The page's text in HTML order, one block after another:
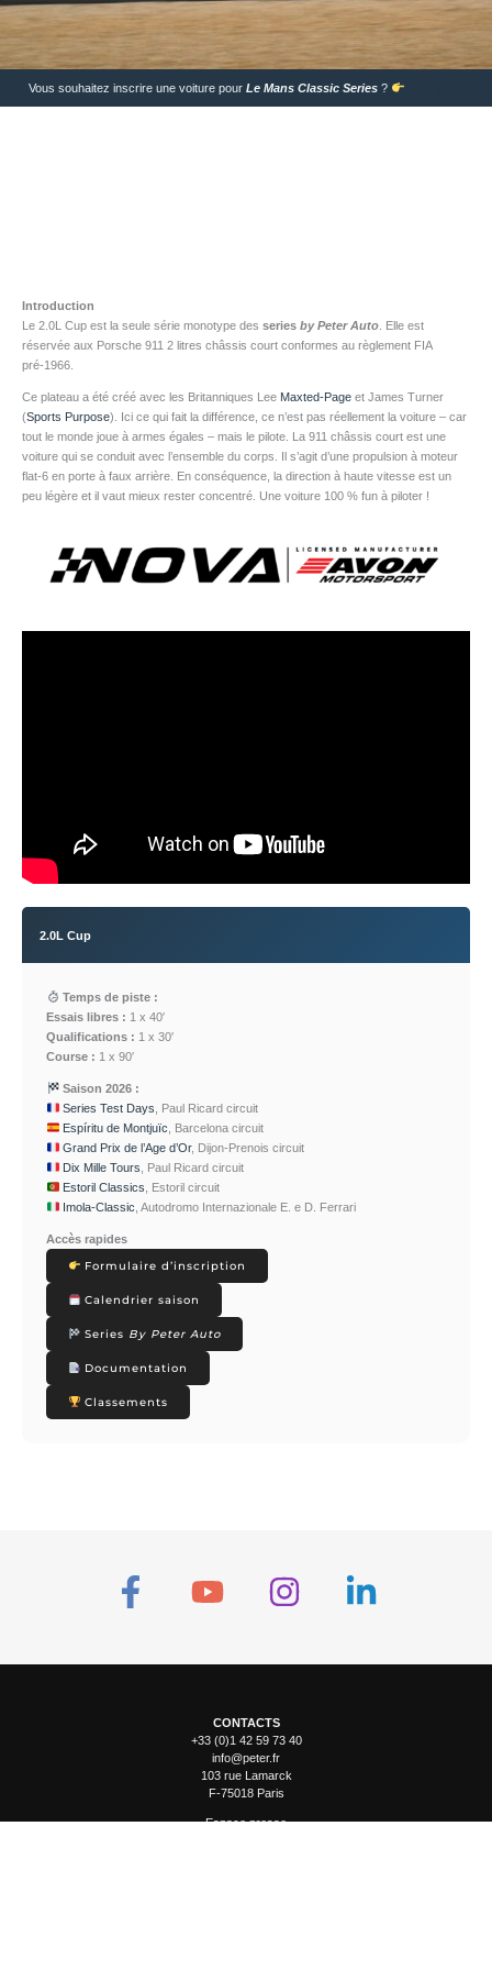
Vous souhaitez inscrire une voiture pourLe Mans Classic Series ?
Introduction
Le 2.0L Cup est la seule série monotype des series by Peter Auto . Elle est
réservée aux Porsche 911 2 litres châssis court conformes au règlement FIA
pré-1966.
Ce plateau a été créé avec les Britanniques Lee Maxted-Page et James Turner
(Sports Purpose). Ici ce qui fait la différence, ce n’est pas réellement la voiture – car
tout le monde joue à armes égales – mais le pilote. La 911 châssis court est une
voiture qui se conduit avec l’ensemble du corps. Il s’agit d’une propulsion à moteur
flat-6 en porte à faux arrière. En conséquence, la direction à haute vitesse est un
peu légère et il vaut mieux rester concentré. Une voiture 100 % fun à piloter !
2.0L Cup
Temps de piste :
Essais libres : 1 x 40′
Qualifications : 1 x 30′
Course : 1 x 90′
Saison 2026 :
Series Test Days
, Paul Ricard circuit
Espíritu de Montjuïc
, Barcelona circuit
Grand Prix de l’Age d’Or, Dijon-Prenois circuit
Dix Mille Tours
, Paul Ricard circuit
Estoril Classics
, Estoril circuit
Imola-Classic , Autodromo Internazionale E. e D. Ferrari
Accès rapides
Formulaire d’inscription
Calendrier saison
Series By Peter Auto
Documentation
Classements
CONTACTS
+33 (0)1 42 59 73 40
info@peter.fr
103 rue Lamarck
F-75018 Paris
Espace presse